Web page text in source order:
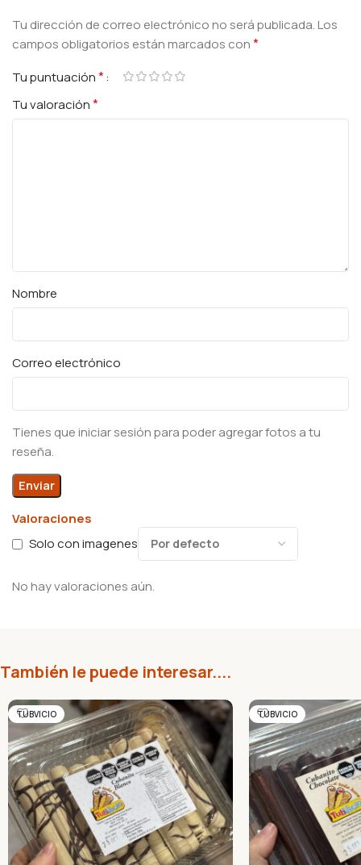
Valoraciones
Solo con imagenes
No hay valoraciones aún.
Tu dirección de correo electrónico no será publicada.Los
campos obligatorios están marcados con*
Tu puntuación*
Tu valoración*
Nombre
Correo electrónico
Tienes que iniciar sesión para poder agregar fotos a tu
reseña.
También le puede interesar....
TUBVICIO TUBVICIO